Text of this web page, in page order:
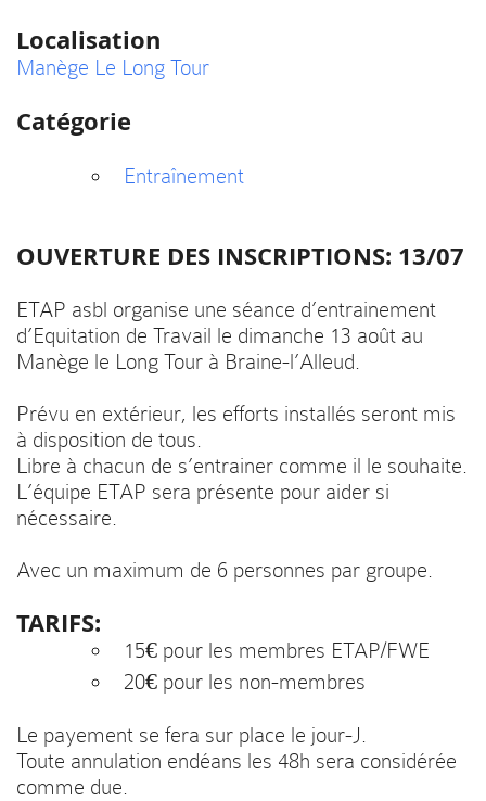
Localisation
Manège Le Long Tour
Catégorie
Entraînement
OUVERTURE DES INSCRIPTIONS: 13/07
ETAP asbl organise une séance d’entrainement
d’Equitation de Travail le dimanche 13 août au
Manège le Long Tour à Braine-l’Alleud.
Prévu en extérieur, les efforts installés seront mis
à disposition de tous.
Libre à chacun de s’entrainer comme il le souhaite.
L’équipe ETAP sera présente pour aider si
nécessaire.
Avec un maximum de 6 personnes par groupe.
TARIFS:
15€ pour les membres ETAP/FWE
20€ pour les non-membres
Le payement se fera sur place le jour-J.
Toute annulation endéans les 48h sera considérée
comme due.